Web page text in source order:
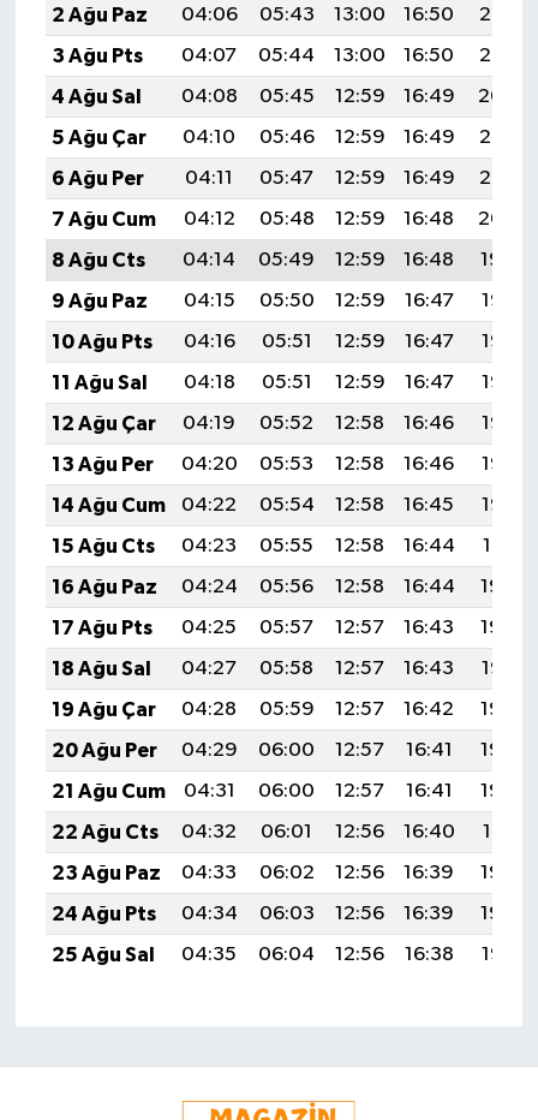
2 Ağu Paz
04:06 05:43 13:00 16:50
20:06
3 Ağu Pts
04:07 05:44 13:00 16:50
20:05
4 Ağu Sal
04:08 05:45 12:59 16:49
20:04
5 Ağu Çar
04:10 05:46 12:59 16:49
20:03
6 Ağu Per
04:11 05:47 12:59 16:49
20:02
7 Ağu Cum
04:12 05:48 12:59 16:48
20:00
8 Ağu Cts
04:14 05:49 12:59 16:48
19:59
9 Ağu Paz
04:15 05:50 12:59 16:47
19:58
10 Ağu Pts
04:16 05:51 12:59 16:47
19:57
11 Ağu Sal
04:18 05:51 12:59 16:47
19:56
12 Ağu Çar
04:19 05:52 12:58 16:46
19:55
13 Ağu Per
04:20 05:53 12:58 16:46
19:53
14 Ağu Cum
04:22 05:54 12:58 16:45
19:52
15 Ağu Cts
04:23 05:55 12:58 16:44
19:51
16 Ağu Paz
04:24 05:56 12:58 16:44
19:49
17 Ağu Pts
04:25 05:57 12:57 16:43
19:48
18 Ağu Sal
04:27 05:58 12:57 16:43
19:47
19 Ağu Çar
04:28 05:59 12:57 16:42
19:45
20 Ağu Per
04:29 06:00 12:57 16:41
19:44
21 Ağu Cum
04:31 06:00 12:57 16:41
19:43
22 Ağu Cts
04:32 06:01 12:56 16:40
19:41
23 Ağu Paz
04:33 06:02 12:56 16:39
19:40
24 Ağu Pts
04:34 06:03 12:56 16:39
19:39
25 Ağu Sal
04:35 06:04 12:56 16:38 19:37